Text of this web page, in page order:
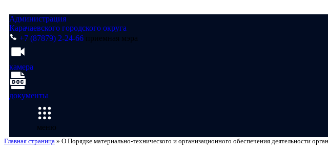
Администрация
Карачаевского городского округа
+7 (87879) 2-24-66 приемная мэра
камера
документы
меню
Главная страница » О Порядке материально-технического и организационного обеспечения деятельности